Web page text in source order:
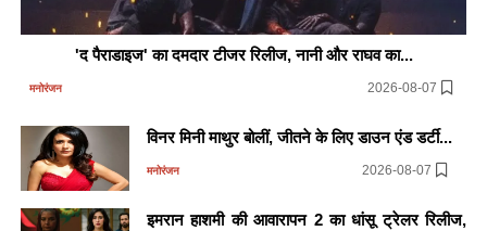
'द पैराडाइज' का दमदार टीजर रिलीज, नानी और राघव का...
मनोरंजन 2026-08-07
विनर मिनी माथुर बोलीं, जीतने के लिए डाउन एंड डर्टी...
मनोरंजन 2026-08-07
इमरान हाशमी की आवारापन 2 का धांसू ट्रेलर रिलीज,